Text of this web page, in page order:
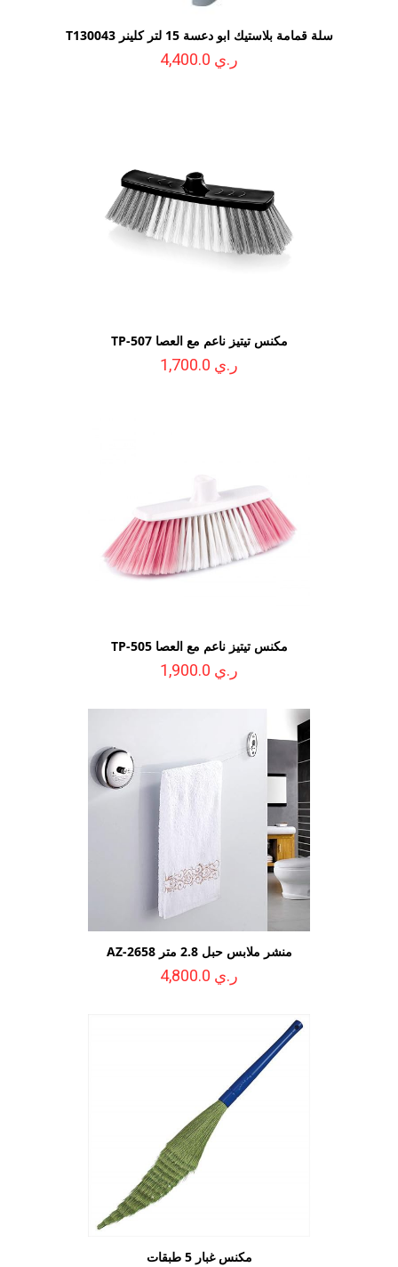
سلة قمامة بلاستيك ابو دعسة 15 لتر كلينر T130043
ر.ي 4,400.0
مكنس تيتيز ناعم مع العصا TP-507
ر.ي 1,700.0
مكنس تيتيز ناعم مع العصا TP-505
ر.ي 1,900.0
منشر ملابس حبل 2.8 متر AZ-2658
ر.ي 4,800.0
مكنس غبار 5 طبقات